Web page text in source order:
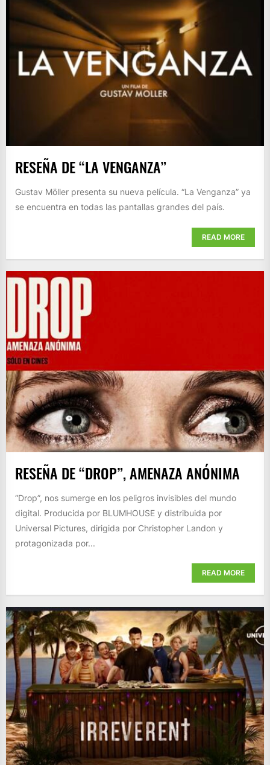
RESEÑA DE “LA VENGANZA”
Gustav Möller presenta su nueva película. “La Venganza” ya
se encuentra en todas las pantallas grandes del país.
READ MORE
RESEÑA DE “DROP”, AMENAZA ANÓNIMA
“Drop”, nos sumerge en los peligros invisibles del mundo
digital. Producida por BLUMHOUSE y distribuida por
Universal Pictures, dirigida por Christopher Landon y
protagonizada por...
READ MORE